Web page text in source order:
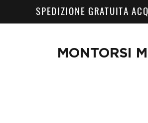
SPEDIZIONE GRATUITA
MONTORSI